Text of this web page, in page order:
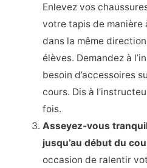
Enlevez vos
votre tapis de manière
dans la même
élèves. Demandez à
besoin d’accessoires
cours. Dis à
fois.
Asseyez-vous
jusqu’au début du
occasion de ralentir